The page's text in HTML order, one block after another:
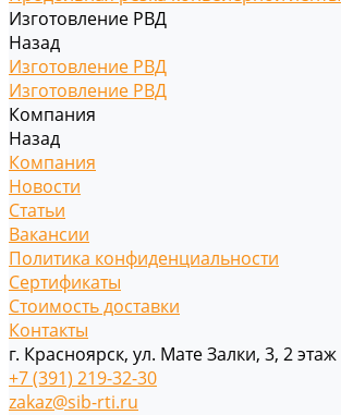
Изготовление РВД
Назад
Изготовление РВД
Изготовление РВД
Компания
Назад
Компания
Новости
Статьи
Вакансии
Политика конфиденциальности
Сертификаты
Стоимость доставки
Контакты
г. Красноярск, ул. Мате Залки, 3, 2 этаж
+7 (391) 219-32-30
zakaz@sib-rti.ru